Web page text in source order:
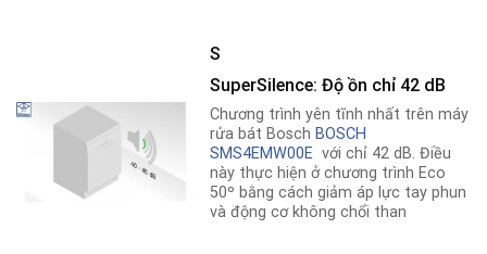
S
SuperSilence: Độ ồn chỉ 42 dB
Chương trình yên tĩnh nhất trên máy
rửa bát BoschBOSCH
SMS4EMW00E với chỉ 42 dB. Điều
này thực hiện ở chương trình Eco
50º bằng cách giảm áp lực tay phun
và động cơ không chổi than